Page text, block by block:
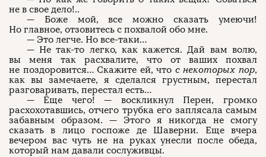
не в свое дело!..
— Боже мой, все можно сказать умеючи!
Но главное, отзовитесь с похвалой обо мне.
— Это легче. Но все-таки…
— Не так-то легко, как кажется. Дай вам волю,
вы меня так расхвалите, что от ваших похвал
не поздоровится… Скажите ей, что с некоторых пор,
как вы замечаете, я сделался грустным, перестал
разговаривать, перестал есть…
— Еще чего! — воскликнул Перен, громко
расхохотавшись, отчего трубка его заплясала самым
забавным образом. — Этого я никогда не смогу
сказать в лицо госпоже де Шаверни. Еще вчера
вечером вас чуть не на руках унесли после обеда,
который нам давали сослуживцы.